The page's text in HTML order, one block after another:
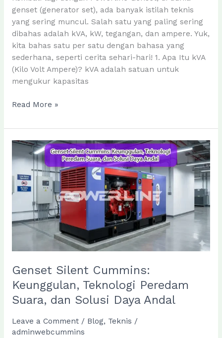
genset (generator set), ada banyak istilah teknis
yang sering muncul. Salah satu yang paling sering
dibahas adalah kVA, kW, tegangan, dan ampere. Yuk,
kita bahas satu per satu dengan bahasa yang
sederhana, seperti cerita sehari-hari! 1. Apa Itu kVA
(Kilo Volt Ampere)? kVA adalah satuan untuk
mengukur kapasitas
Istilah
di
Dunia
Genset:
Mari
Kita
Pahami
dengan
Mudah!
Read More »
Genset Silent Cummins:
Keunggulan, Teknologi Peredam
Suara, dan Solusi Daya Andal
Leave a Comment / Blog, Teknis /
adminwebcummins